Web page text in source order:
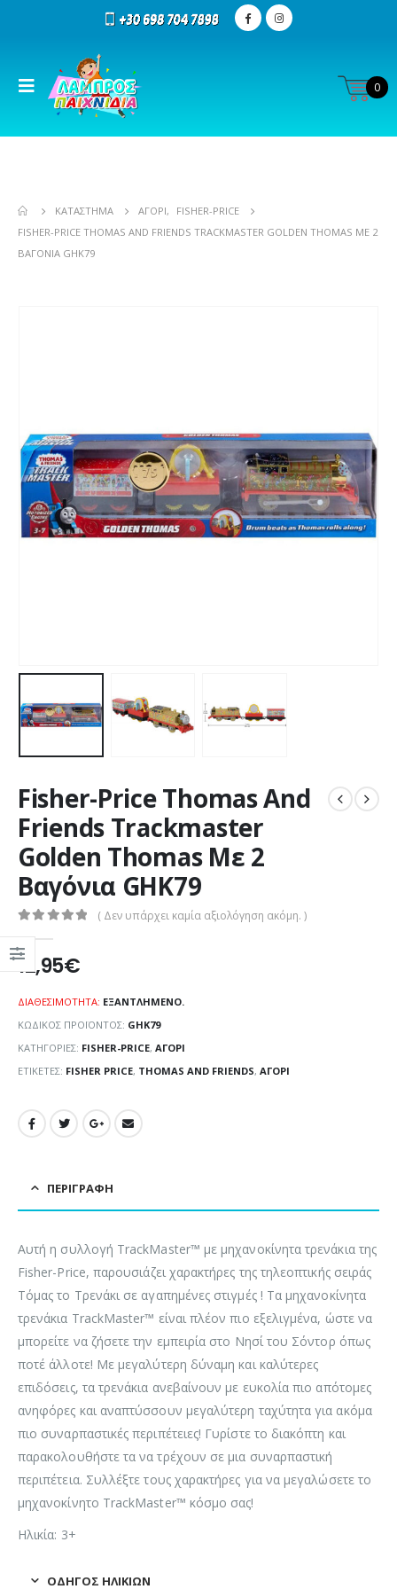
0
ΚΑΤΆΣΤΗΜΑ ΑΓΌΡΙ,
FISHER-PRICE
FISHER-PRICE THOMAS AND FRIENDS TRACKMASTER GOLDEN THOMAS ΜΕ 2
ΒΑΓΌΝΙΑ GHK79
Fisher-Price Thomas And
Friends Trackmaster
Golden Thomas Με 2
Βαγόνια GHK79
( Δεν υπάρχει καμία αξιολόγηση ακόμη. )
12,95€
ΔΙΑΘΕΣΙΜΌΤΗΤΑ: ΕΞΑΝΤΛΗΜΈΝΟ.
ΚΩΔΙΚΌΣ ΠΡΟΪΌΝΤΟΣ: GHK79
ΚΑΤΗΓΟΡΊΕΣ: FISHER-PRICE, ΑΓΌΡΙ
ΕΤΙΚΈΤΕΣ: FISHER PRICE, THOMAS AND FRIENDS, ΑΓΌΡΙ
ΠΕΡΙΓΡΑΦΉ
Αυτή η συλλογή TrackMaster™ με μηχανοκίνητα τρενάκια της
Fisher-Price, παρουσιάζει χαρακτήρες της τηλεοπτικής σειράς
Τόμας το Τρενάκι σε αγαπημένες στιγμές ! Τα μηχανοκίνητα
τρενάκια TrackMaster™ είναι πλέον πιο εξελιγμένα, ώστε να
μπορείτε να ζήσετε την εμπειρία στο Νησί του Σόντορ όπως
ποτέ άλλοτε! Με μεγαλύτερη δύναμη και καλύτερες
επιδόσεις, τα τρενάκια ανεβαίνουν με ευκολία πιο απότομες
ανηφόρες και αναπτύσσουν μεγαλύτερη ταχύτητα για ακόμα
πιο συναρπαστικές περιπέτειες! Γυρίστε το διακόπτη και
παρακολουθήστε τα να τρέχουν σε μια συναρπαστική
περιπέτεια. Συλλέξτε τους χαρακτήρες για να μεγαλώσετε το
μηχανοκίνητο TrackMaster™ κόσμο σας!
Ηλικία: 3+
ΟΔΗΓΌΣ ΗΛΙΚΙΏΝ